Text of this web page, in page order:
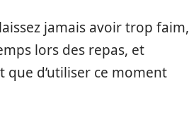
jamais avoir trop faim,
lors des repas, et
que d’utiliser ce moment